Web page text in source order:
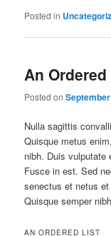
Posted in
An
Posted on
Nulla sagittis
Quisque metus
nibh. Duis
Fusce in est. Sed
senectus et netus
Quisque semper
AN ORDERED LIST